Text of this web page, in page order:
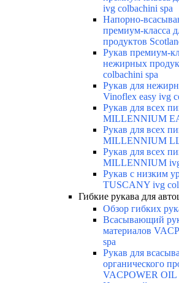
ivg colbachini spa
Напорно-
премиум-класса
продуктов
Рукав премиум-
нежирных
colbachini spa
Рукав для
Vinoflex easy ivg
Рукав для всех
MILLENNIUM
Рукав для всех
MILLENNIUM LL
Рукав для всех
MILLENNIUM ivg
Рукав с низким
TUSCANY ivg
Гибкие рукава для
Обзор гибких
Всасывающий
материалов
spa
Рукав для
органического
VACPOWER OIL